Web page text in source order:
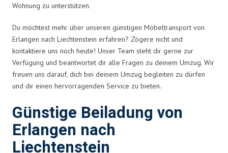
Wohnung zu unterstützen.
Du möchtest mehr über unseren günstigen Möbeltransport von
Erlangen nach Liechtenstein erfahren? Zögere nicht und
kontaktiere uns noch heute! Unser Team steht dir gerne zur
Verfügung und beantwortet dir alle Fragen zu deinem Umzug. Wir
freuen uns darauf, dich bei deinem Umzug begleiten zu dürfen
und dir einen hervorragenden Service zu bieten.
Günstige Beiladung von
Erlangen nach
Liechtenstein